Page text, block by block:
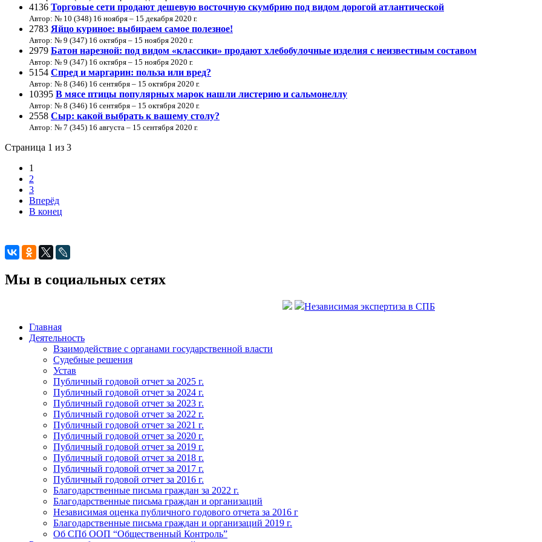
4136 Торговые сети продают дешевую восточную скумбрию под видом дорогой атлантической
Автор: № 10 (348) 16 ноября – 15 декабря 2020 г.
2783 Яйцо куриное: выбираем самое полезное!
Автор: № 9 (347) 16 октября – 15 ноября 2020 г.
2979 Батон нарезной: под видом «классики» продают хлебобулочные изделия с неизвестным составом
Автор: № 9 (347) 16 октября – 15 ноября 2020 г.
5154 Спред и маргарин: польза или вред?
Автор: № 8 (346) 16 cентября – 15 октября 2020 г.
10395 В мясе птицы популярных марок нашли листерию и сальмонеллу
Автор: № 8 (346) 16 cентября – 15 октября 2020 г.
2558 Сыр: какой выбрать к вашему столу?
Автор: № 7 (345) 16 августа – 15 cентября 2020 г.
Страница 1 из 3
1
2
3
Вперёд
В конец
Мы в социальных сетях
Независимая экспертиза в СПБ
Главная
Деятельность
Взаимодействие с органами государственной власти
Судебные решения
Устав
Публичный годовой отчет за 2025 г.
Публичный годовой отчет за 2024 г.
Публичный годовой отчет за 2023 г.
Публичный годовой отчет за 2022 г.
Публичный годовой отчет за 2021 г.
Публичный годовой отчет за 2020 г.
Публичный годовой отчет за 2019 г.
Публичный годовой отчет за 2018 г.
Публичный годовой отчет за 2017 г.
Публичный годовой отчет за 2016 г.
Благодарственные письма граждан за 2022 г.
Благодарственные письма граждан и организаций
Независимая оценка публичного годового отчета за 2016 г
Благодарственные письма граждан и организаций 2019 г.
Об СПб ООП “Общественный Контроль”